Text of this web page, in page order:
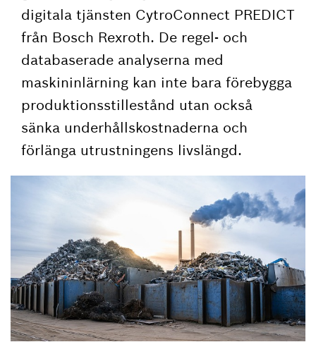
digitala tjänsten CytroConnect PREDICT
från Bosch Rexroth. De regel- och
databaserade analyserna med
maskininlärning kan inte bara förebygga
produktionsstillestånd utan också
sänka underhållskostnaderna och
förlänga utrustningens livslängd.